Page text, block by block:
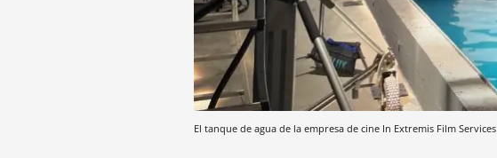
El tanque de agua de la empresa de cine In Extremis Film Services